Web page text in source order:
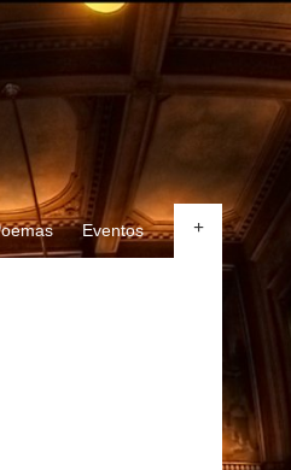
Eventos +